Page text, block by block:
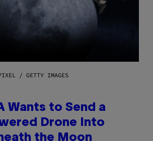
/ GETTY IMAGES
Wants to Send a
Drone Into
the Moon